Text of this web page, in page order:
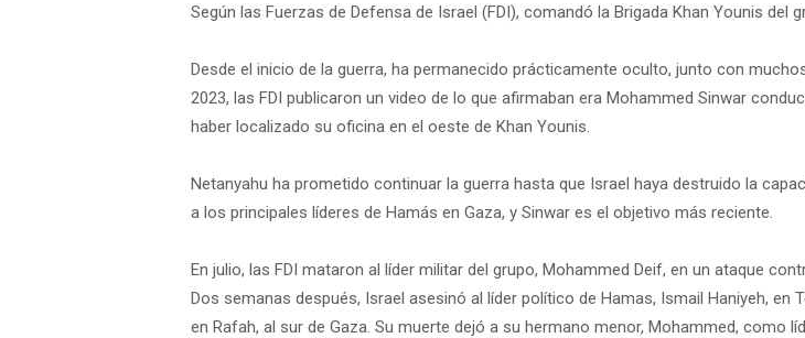
Según las Fuerzas de Defensa de Israel (FDI), comandó la Brigada Khan Younis del
Desde el inicio de la guerra, ha permanecido prácticamente oculto, junto con
2023, las FDI publicaron un video de lo que afirmaban era Mohammed Sinwar
haber localizado su oficina en el oeste de Khan Younis.
Netanyahu ha prometido continuar la guerra hasta que Israel haya destruido la
a los principales líderes de Hamás en Gaza, y Sinwar es el objetivo más reciente.
En julio, las FDI mataron al líder militar del grupo, Mohammed Deif, en un ataque
Dos semanas después, Israel asesinó al líder político de Hamas, Ismail Haniyeh, en
en Rafah, al sur de Gaza. Su muerte dejó a su hermano menor, Mohammed, como